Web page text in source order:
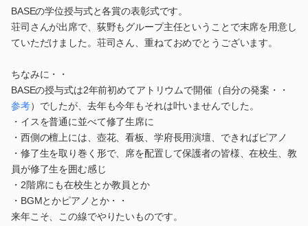
BASEの学位授与式と各賞の表彰式です。
荘司さんが出席で、荻野もグループ主任ということで末席を用意し
ていただけました。荘司さん、重ねておめでとうございます。
ちなみに・・
BASEの授与式は2年前初めてアトリウムで開催（自分の発案・・
参考）でしたが、去年も今年もそれは叶いませんでした。
・イスを普通に並べて修了生席に
・西側の檀上には、壺花、看板、学府長用演壇、できればピアノ
・修了生を取り巻く形で、席を配置して保護者の皆様、在校生、教
員が修了生を囲む感じ
・2階席にも在校生とか教員とか
・BGMとかピアノとか・・
来年こそ、この線でやりたいものです。